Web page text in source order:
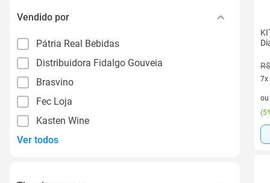
Vendido por
Pátria Real Bebidas
Distribuidora Fidalgo Gouveia
Brasvino
Fec Loja
Kasten Wine
Ver todos
7x
7
ou
(